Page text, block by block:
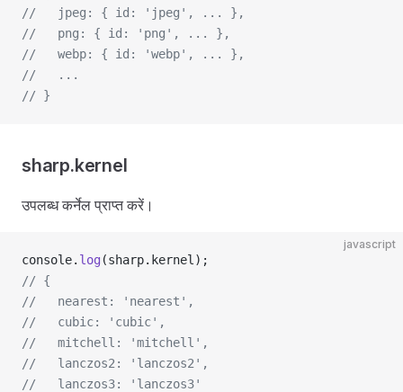
//   jpeg: { id: 'jpeg', ... },
//   png: { id: 'png', ... },
//   webp: { id: 'webp', ... },
//   ...
// }
sharp.kernel
उपलब्ध कर्नेल प्राप्त करें।
javascript
console. log (sharp.kernel);
// {
//   nearest: 'nearest',
//   cubic: 'cubic',
//   mitchell: 'mitchell',
//   lanczos2: 'lanczos2',
//   lanczos3: 'lanczos3'